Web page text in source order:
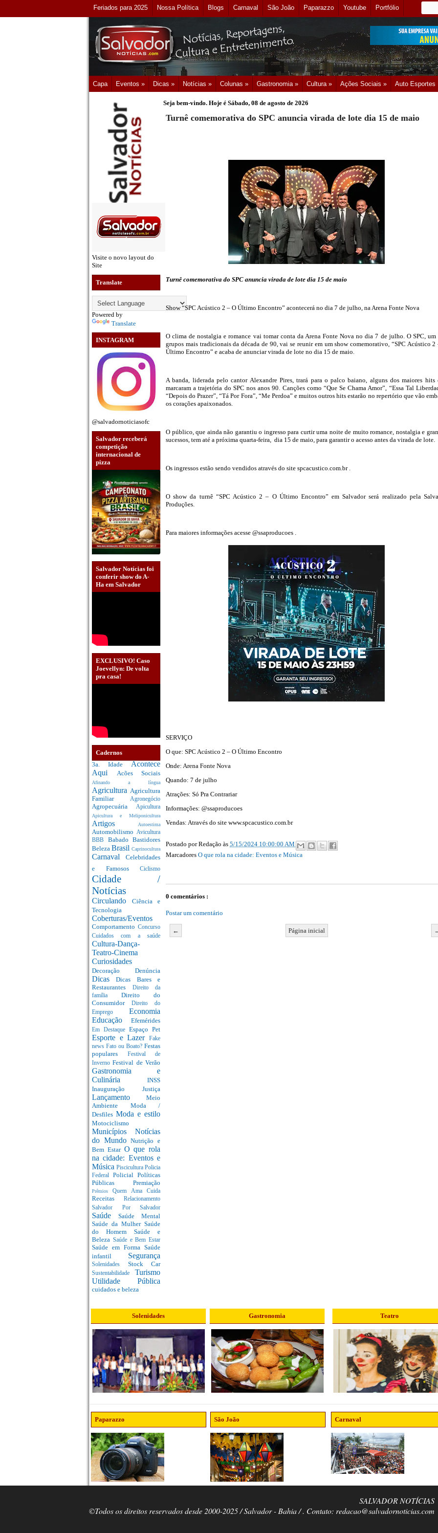
Feriados para 2025 Nossa Política Blogs Carnaval São João Paparazzo Youtube Portfólio
Capa Eventos » Dicas » Notícias » Colunas » Gastronomia » Cultura » Ações Sociais » Auto Esportes
Visite o novo layout do
Site
Translate
Powered by
Translate
INSTAGRAM
@salvadornoticiasofc
Salvador receberá
competição
internacional de
pizza
Salvador Notícias foi
conferir show do A-
Ha em Salvador
EXCLUSIVO! Caso
Joevellyn: De volta
pra casa!
Cadernos
3a. Idade Acontece
Aqui Acões Sociais
Afinando a língua
Agricultura Agricultura
Familiar Agronegócio
Agropecuária Apicultura
Apicultura e Meliponicultura
Artigos Autoestima
Automobilismo Avicultura
BBB Babado Bastidores
Beleza Brasil Caprinocultura
Carnaval Celebridades
e Famosos Ciclismo
Cidade /
Notícias
Circulando Ciência e
Tecnologia
Coberturas/Eventos
Comportamento Concurso
Cuidados com a saúde
Cultura-Dança-
Teatro-Cinema
Curiosidades
Decoração Denúncia
DicasDicas Bares e
Restaurantes
Direito da
família Direito do
Consumidor Direito do
Emprego Economia
Educação Efemérides
Em Destaque Espaço Pet
Esporte e Lazer
Fake
news Fato ou Boato? Festas
populares
Festival de
InvernoFestival de Verão
Gastronomia e
Culinária INSS
Inauguração Justiça
Lançamento Meio
Ambiente Moda /
Desfiles Moda e estilo
Motociclismo
Municípios Notícias
do MundoNutrição e
Bem Estar O que rola
na cidade: Eventos e
Música Piscicultura Policia
Federal Policial Políticas
Públicas Premiação
PrêmiosQuem Ama Cuida
Receitas Relacionamento
Salvador Por Salvador
Saúde Saúde Mental
Saúde da Mulher Saúde
do Homem Saúde e
Beleza Saúde e Bem Estar
Saúde em Forma Saúde
infantil Segurança
Solenidades Stock Car
Sustentabilidade Turismo
Utilidade Pública
cuidados e beleza
Seja bem-vindo. Hoje é Sábado, 08 de agosto de 2026
Turnê comemorativa do SPC anuncia virada de lote dia 15 de maio
Turnê comemorativa do SPC anuncia virada de lote dia 15 de maio
Show “SPC Acústico 2 – O Último Encontro” acontecerá no dia 7 de julho, na Arena Fonte Nova
O clima de nostalgia e romance vai tomar conta da Arena Fonte Nova no dia 7 de julho. O SPC, um
grupos mais tradicionais da década de 90, vai se reunir em um show comemorativo, “SPC Acústico 2
Último Encontro” e acaba de anunciar virada de lote no dia 15 de maio.
A banda, liderada pelo cantor Alexandre Pires, trará para o palco baiano, alguns dos maiores hits
marcaram a trajetória do SPC nos anos 90. Canções como “Que Se Chama Amor”, “Essa Tal
“Depois do Prazer”, “Tá Por Fora”, “Me Perdoa” e muitos outros hits estarão no repertório que vão
os corações apaixonados.
O público, que ainda não garantiu o ingresso para curtir uma noite de muito romance, nostalgia e
sucessos, tem até a próxima quarta-feira, dia 15 de maio, para garantir o acesso antes da virada de lote.
Os ingressos estão sendo vendidos através do site spcacustico.com.br .
O show da turnê “SPC Acústico 2 – O Último Encontro” em Salvador será realizado pela
Produções.
Para maiores informações acesse @ssaproducoes .
SERVIÇO
O que: SPC Acústico 2 – O Último Encontro
Onde: Arena Fonte Nova
Quando: 7 de julho
Atrações: Só Pra Contrariar
Informações: @ssaproducoes
Vendas: Através do site www.spcacustico.com.br
Postado porRedação às 5/15/2024 10:00:00 AM
Marcadores O que rola na cidade: Eventos e Música
0 comentários :
Postar um comentário
← Página inicial
Solenidades Gastronomia Teatro
Paparazzo São João Carnaval
SALVADOR NOTÍCIAS
©Todos os direitos reservados desde 2000-2025 / Salvador - Bahia / . Contato: redacao@salvadornoticias.com